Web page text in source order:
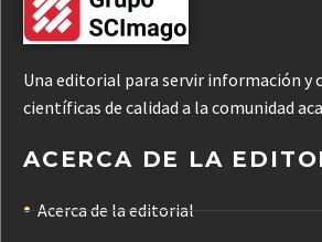
Una editorial para servir información y
científicas de calidad a la comunidad
ACERCA DE LA
Acerca de la editorial